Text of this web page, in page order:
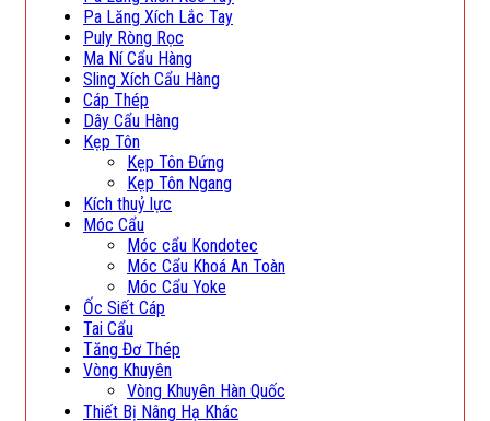
Pa Lăng Xích Lắc Tay
Puly Ròng Rọc
Ma Ní Cẩu Hàng
Sling Xích Cẩu Hàng
Cáp Thép
Dây Cẩu Hàng
Kẹp Tôn
Kẹp Tôn Đứng
Kẹp Tôn Ngang
Kích thuỷ lực
Móc Cẩu
Móc cẩu Kondotec
Móc Cẩu Khoá An Toàn
Móc Cẩu Yoke
Ốc Siết Cáp
Tai Cẩu
Tăng Đơ Thép
Vòng Khuyên
Vòng Khuyên Hàn Quốc
Thiết Bị Nâng Hạ Khác